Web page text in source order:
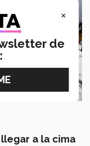
a la cima
×
de